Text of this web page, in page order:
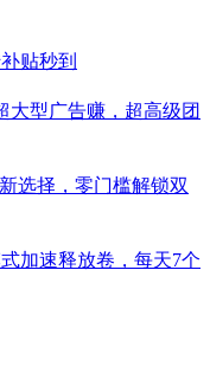
贴秒到
大型广告赚，超高级团
选择，零门槛解锁双
加速释放卷，每天7个